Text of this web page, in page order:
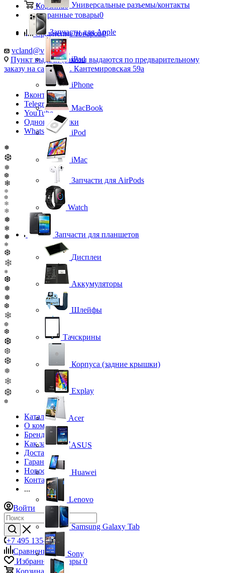
Корзина0
Избранные товары0
Сравнение товаров0
vcland@vcland.ru
Пункт выдачи (заказы выдаются по предварительному
заказу на сайте), ул. Кантемировская 59а
Вконтакте
Telegram
YouTube
Одноклассники
WhatsApp
❅
❆
❅
❆
❄
❄
❆
❄
❄
❅
❄
❅
❄
❆
❄
❄
❆
❅
❅
❆
❄
❆
❆
❆
❆
❆
❅
❄
❆
❆
Каталог
О компании
Бренды
Как заказать?
Доставка
Гарантия
Новости
Контакты
...
Войти
+7 495 135-39-43
Сравнение0
Избранные товары 0
Корзина
Универсальные разъемы/контакты
Запчасти для Apple
iPad
iPhone
MacBook
iPod
iMac
Запчасти для AirPods
Watch
Запчасти для планшетов
Дисплеи
Аккумуляторы
Шлейфы
Тачскрины
Корпуса (задние крышки)
Explay
Acer
ASUS
Huawei
Lenovo
Samsung Galaxy Tab
Sony